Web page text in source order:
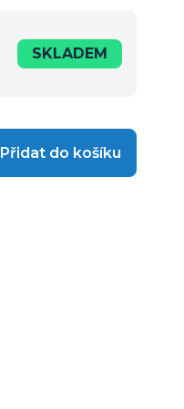
SKLADEM
Přidat do košíku